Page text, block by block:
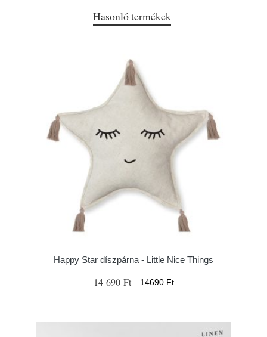
Hasonló termékek
Happy Star díszpárna - Little Nice Things
14 690 Ft 14690 Ft